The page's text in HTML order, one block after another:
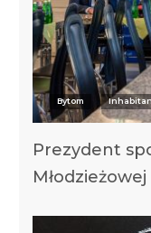
Bytom
Prezydent